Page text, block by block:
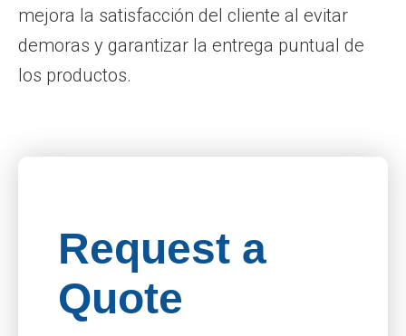
mejora la satisfacción del cliente al evitar
demoras y garantizar la entrega puntual de
los productos.